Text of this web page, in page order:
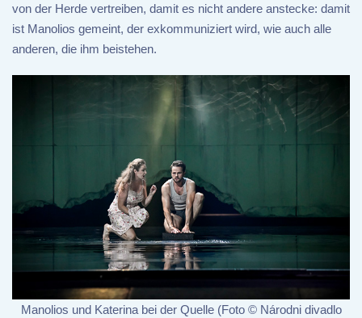
von der Herde vertreiben, damit es nicht andere anstecke: damit
ist Manolios gemeint, der exkommuniziert wird, wie auch alle
anderen, die ihm beistehen.
Manolios und Katerina bei der Quelle (Foto © Národni divadlo